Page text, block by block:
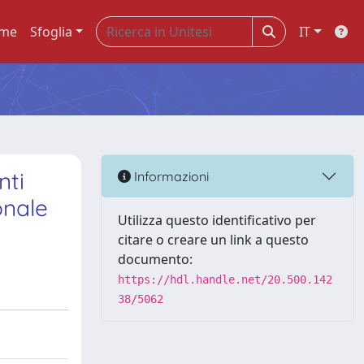
Sfoglia IT
Informazioni
Utilizza questo identificativo per
citare o creare un link a questo
documento:
https://hdl.handle.net/20.500.142
38/5062